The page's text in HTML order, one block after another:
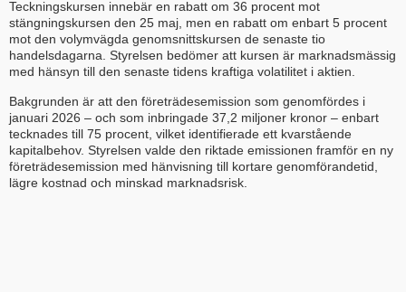
Teckningskursen innebär en rabatt om 36 procent mot
stängningskursen den 25 maj, men en rabatt om enbart 5 procent
mot den volymvägda genomsnittskursen de senaste tio
handelsdagarna. Styrelsen bedömer att kursen är marknadsmässig
med hänsyn till den senaste tidens kraftiga volatilitet i aktien.
Bakgrunden är att den företrädesemission som genomfördes i
januari 2026 – och som inbringade 37,2 miljoner kronor – enbart
tecknades till 75 procent, vilket identifierade ett kvarstående
kapitalbehov. Styrelsen valde den riktade emissionen framför en ny
företrädesemission med hänvisning till kortare genomförandetid,
lägre kostnad och minskad marknadsrisk.